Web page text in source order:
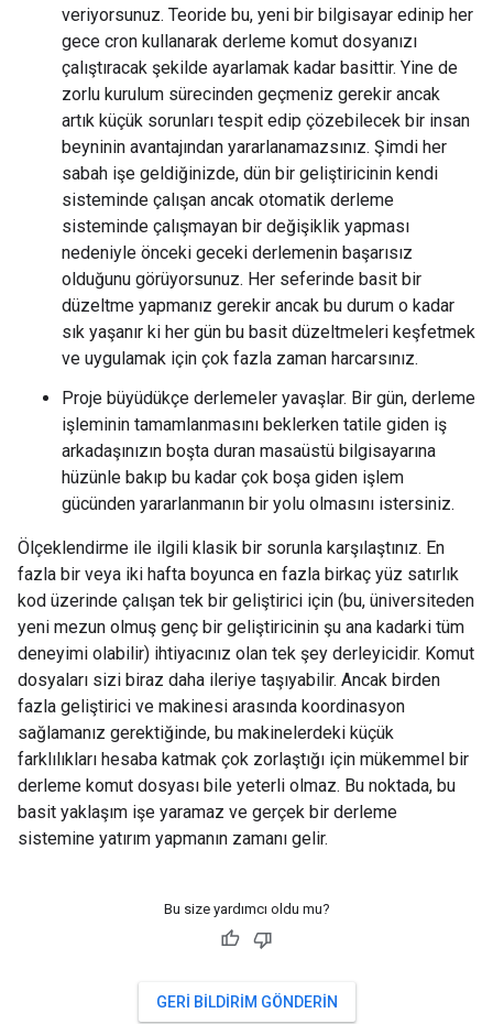
veriyorsunuz. Teoride bu, yeni bir bilgisayar edinip her
gece cron kullanarak derleme komut dosyanızı
çalıştıracak şekilde ayarlamak kadar basittir. Yine de
zorlu kurulum sürecinden geçmeniz gerekir ancak
artık küçük sorunları tespit edip çözebilecek bir insan
beyninin avantajından yararlanamazsınız. Şimdi her
sabah işe geldiğinizde, dün bir geliştiricinin kendi
sisteminde çalışan ancak otomatik derleme
sisteminde çalışmayan bir değişiklik yapması
nedeniyle önceki geceki derlemenin başarısız
olduğunu görüyorsunuz. Her seferinde basit bir
düzeltme yapmanız gerekir ancak bu durum o kadar
sık yaşanır ki her gün bu basit düzeltmeleri keşfetmek
ve uygulamak için çok fazla zaman harcarsınız.
Proje büyüdükçe derlemeler yavaşlar. Bir gün, derleme
işleminin tamamlanmasını beklerken tatile giden iş
arkadaşınızın boşta duran masaüstü bilgisayarına
hüzünle bakıp bu kadar çok boşa giden işlem
gücünden yararlanmanın bir yolu olmasını istersiniz.
Ölçeklendirme ile ilgili klasik bir sorunla karşılaştınız. En
fazla bir veya iki hafta boyunca en fazla birkaç yüz satırlık
kod üzerinde çalışan tek bir geliştirici için (bu, üniversiteden
yeni mezun olmuş genç bir geliştiricinin şu ana kadarki tüm
deneyimi olabilir) ihtiyacınız olan tek şey derleyicidir. Komut
dosyaları sizi biraz daha ileriye taşıyabilir. Ancak birden
fazla geliştirici ve makinesi arasında koordinasyon
sağlamanız gerektiğinde, bu makinelerdeki küçük
farklılıkları hesaba katmak çok zorlaştığı için mükemmel bir
derleme komut dosyası bile yeterli olmaz. Bu noktada, bu
basit yaklaşım işe yaramaz ve gerçek bir derleme
sistemine yatırım yapmanın zamanı gelir.
Bu size yardımcı oldu mu?
GERI BILDIRIM GÖNDERIN